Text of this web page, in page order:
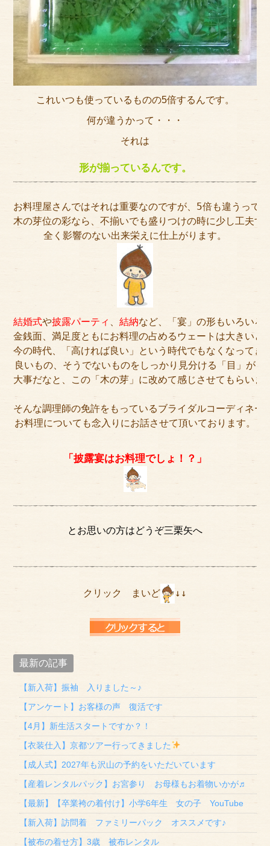
これいつも使っているものの5倍するんです。
何が違うかって・・・
それは
形が揃っているんです。
お料理屋さんではそれは重要なのですが、5倍も違うって
木の芽位の彩なら、不揃いでも盛りつけの時に少し工夫す
全く影響のない出来栄えに仕上がります。
結婚式や披露パーティ 、結納など、「宴」の形もいろいろ
金銭面、満足度ともにお料理の占めるウェートは大きいと
今の時代、「高ければ良い」という時代でもなくなってき
良いもの、そうでないものをしっかり見分ける「目」が
大事だなと、この「木の芽」に改めて感じさせてもらいま
そんな調理師の免許をもっているブライダルコーディネー
お料理についても念入りにお話させて頂いております。
「披露宴はお料理でしょ！？」
とお思いの方はどうぞ三栗矢へ
クリック　まいど ↓↓
最新の記事
【新入荷】振袖 入りました～♪
【アンケート】お客様の声 復活です
【4月】新生活スタートですか？！
【衣装仕入】京都ツアー行ってきました
【成人式】2027年も沢山の予約をいただいています
【産着レンタルパック】お宮参り お母様もお着物いかが♬
【最新】【卒業袴の着付け】小学6年生 女の子 YouTube
【新入荷】訪問着 ファミリーパック オススメです♪
【被布の着せ方】3歳 被布レンタル